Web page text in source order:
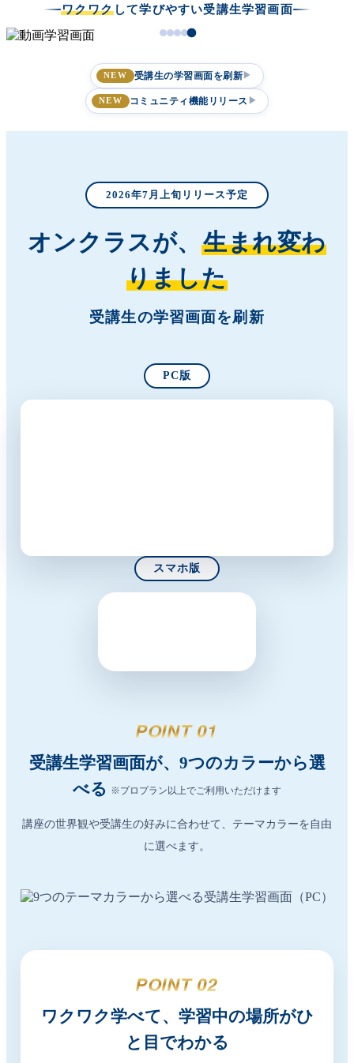
ワクワク して学びやすい受講生学習画面
NEW 受講生の学習画面を刷新 ▶
NEW コミュニティ機能リリース ▶
2026年7月上旬リリース予定
オンクラスが、生まれ変わ
りました
受講生の学習画面を刷新
PC版
スマホ版
POINT 01
受講生学習画面が、9つのカラーから選
べる ※プロプラン以上でご利用いただけます
講座の世界観や受講生の好みに合わせて、テーマカラーを自由
に選べます。
POINT 02
ワクワク学べて、学習中の場所がひ
と目でわかる